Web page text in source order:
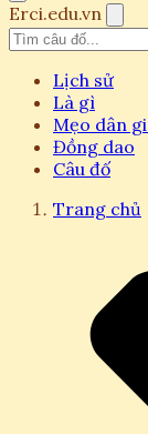
Erci.edu.vn
Lịch sử
Là gì
Mẹo dân
Đồng dao
Câu đố
Trang chủ